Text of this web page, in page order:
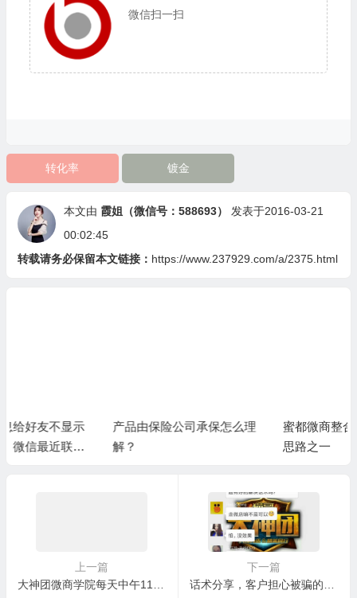
微信扫一扫
转化率 镀金
本文由 霞姐（微信号：588693）
发表于2016-03-21
00:02:45
转载请务必保留本文链接： https://www.237929.com/a/2375.html
产品由保险公司承保怎么理
解？
蜜都微商整合日化店的沟通
上一篇
下一篇